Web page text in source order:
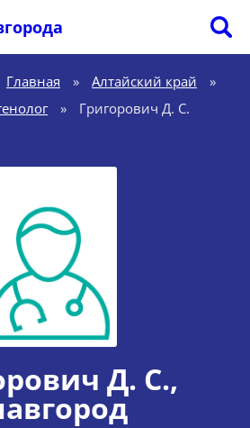
Главная » Алтайский край
»
» Григорович Д. С.
Д. С.,